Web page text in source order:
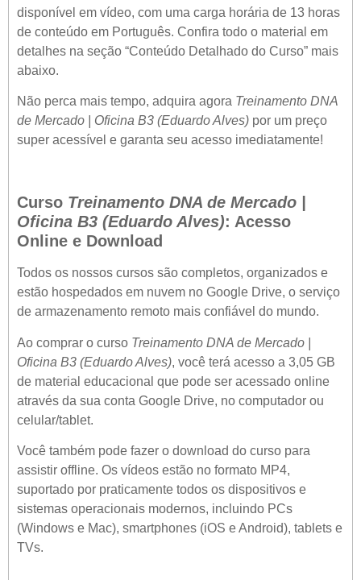
disponível em vídeo, com uma carga horária de 13 horas
de conteúdo em Português. Confira todo o material em
detalhes na seção “Conteúdo Detalhado do Curso” mais
abaixo.
Não perca mais tempo, adquira agora Treinamento DNA
de Mercado | Oficina B3 (Eduardo Alves) por um preço
super acessível e garanta seu acesso imediatamente!
Curso Treinamento DNA de Mercado |
Oficina B3 (Eduardo Alves): Acesso
Online e Download
Todos os nossos cursos são completos, organizados e
estão hospedados em nuvem no Google Drive, o serviço
de armazenamento remoto mais confiável do mundo.
Ao comprar o curso Treinamento DNA de Mercado |
Oficina B3 (Eduardo Alves), você terá acesso a 3,05 GB
de material educacional que pode ser acessado online
através da sua conta Google Drive, no computador ou
celular/tablet.
Você também pode fazer o download do curso para
assistir offline. Os vídeos estão no formato MP4,
suportado por praticamente todos os dispositivos e
sistemas operacionais modernos, incluindo PCs
(Windows e Mac), smartphones (iOS e Android), tablets e
TVs.